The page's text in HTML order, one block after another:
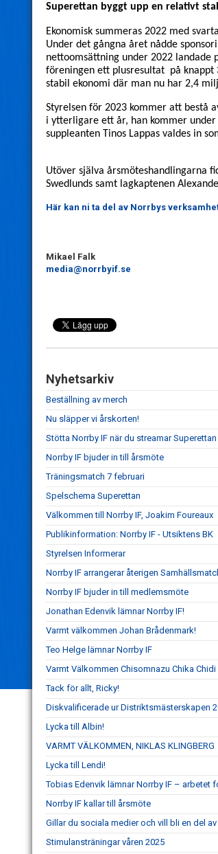
Superettan byggt upp en relativt
Ekonomisk summeras 2022 med
Under det gångna året nådde
nettoomsättning under 2022
föreningen ett plusresultat på knappt
stabil ekonomi där man nu har 2,4
Styrelsen för 2023 kommer att bestå
i ytterligare ett år, han kommer
suppleanten Tinos Lappas valdes in
Utöver själva årsmöteshandlingarna
Swedlunds samt lagkaptenen
Här kan ni ta del av Norrbys
Mikael Falk
media@norrbyif.se
Nyhetsarkiv
Beställning av merch
Nu släpper vi årskorten!
Stötta Norrby IF när du streamar Superettan
Norrby IF bjuder in till årsmöte
Träningsmatch 7 februari
Spelschema Superettan
Välkommen till Norrby IF, Joakim Foureaux
Publikinformation: Norrby IF - Utsiktens BK
Styrelsen Informerar
Norrby IF arrangerar återigen
Norrby IF bjuder in till medlemsmöte
Jonathan Edenvik lämnar Norrby IF!
Varmt välkommen Johan Brådenmark!
Teo Helge lämnar Norrby IF
Varmt Välkommen Chisomnazu Chika Chidi
Tack för allt, Ricky!
Diskvalificerade ur Distriktsmästerskapen
Lycka till Albin!
VARMT VÄLKOMMEN, NIKLAS KLINGBERG
Lycka till Lendi!
Tobias Edenvik lämnar Norrby IF – arbetet
Norrby IF kallar till årsmöte
Gillar du sociala medier och vill bli en del av
Stimulansträningar våren 2025